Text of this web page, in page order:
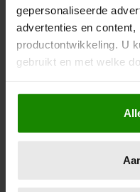
gepersonaliseerde
advertenties en
productontwikkeling. U
gebruikt en met welke
Als u het toestaat,
Informatie
locatie, die tot een
scannen op